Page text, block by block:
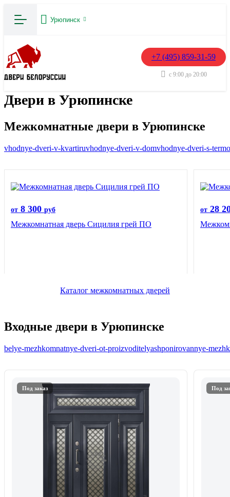
Урюпинск
+7 (495) 859-31-59
с 9:00 до 20:00
Двери в Урюпинске
Межкомнатные двери в Урюпинске
vhodnye-dveri-v-kvartiruvhodnye-dveri-v-domvhodnye-dveri-s-
от 8 300 руб
Межкомнатная дверь Сицилия грей ПО
от 28
Каталог межкомнатных дверей
Входные двери в Урюпинске
belye-mezhkomnatnye-dveri-ot-proizvoditelyashponirovannye-
Под заказ Под